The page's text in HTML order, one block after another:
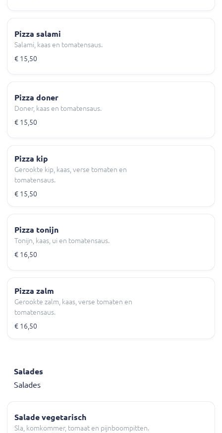
Pizza salami
Salami, kaas en tomatensaus.
€ 15,50
Pizza doner
Doner, kaas en tomatensaus.
€ 15,50
Pizza kip
Gerookte kip, kaas, verse tomaten en
tomatensaus.
€ 15,50
Pizza tonijn
Tonijn, kaas, ui en tomatensaus.
€ 16,50
Pizza zalm
Gerookte zalm, kaas, verse tomaten en
tomatensaus.
€ 16,50
Salades
Salades
Salade vegetarisch
Sla, komkommer, tomaat en pijnboompitten.